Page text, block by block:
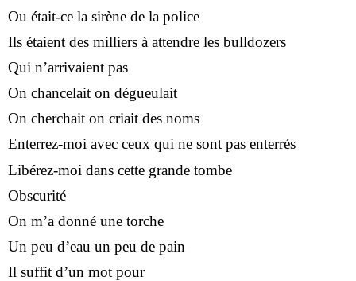
Ou était-ce la sirène de la police
Ils étaient des milliers à attendre les bulldozers
Qui n’arrivaient pas
On chancelait on dégueulait
On cherchait on criait des noms
Enterrez-moi avec ceux qui ne sont pas enterrés
Libérez-moi dans cette grande tombe
Obscurité
On m’a donné une torche
Un peu d’eau un peu de pain
Il suffit d’un mot pour